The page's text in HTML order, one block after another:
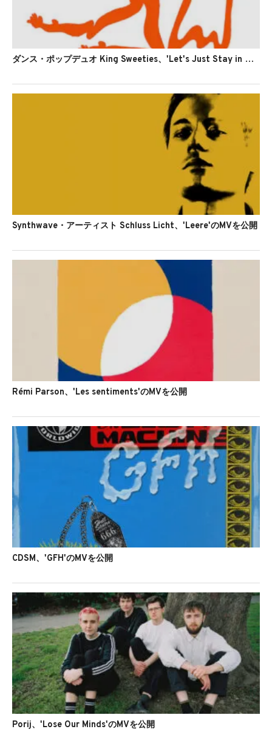
ダンス・ポップデュオ King Sweeties、'Let's Just Stay in Bed'のMVを公開
Synthwave・アーティスト Schluss Licht、'Leere'のMVを公開
Rémi Parson、'Les sentiments'のMVを公開
CDSM、'GFH'のMVを公開
Porij、'Lose Our Minds'のMVを公開